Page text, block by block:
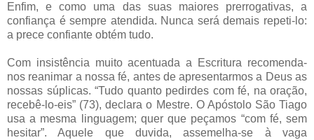
Enfim, e como uma das suas maiores prerrogativas, a
confiança é sempre atendida. Nunca será demais repeti-lo:
a prece confiante obtém tudo.
Com insistência muito acentuada a Escritura recomenda-
nos reanimar a nossa fé, antes de apresentarmos a Deus as
nossas súplicas. “Tudo quanto pedirdes com fé, na oração,
recebê-lo-eis” (73), declara o Mestre. O Apóstolo São Tiago
usa a mesma linguagem; quer que peçamos “com fé, sem
hesitar”. Aquele que duvida, assemelha-se à vaga